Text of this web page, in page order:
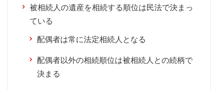
被相続人の遺産を相続する順位は民法で決まっ
ている
配偶者は常に法定相続人となる
配偶者以外の相続順位は被相続人との続柄で
決まる